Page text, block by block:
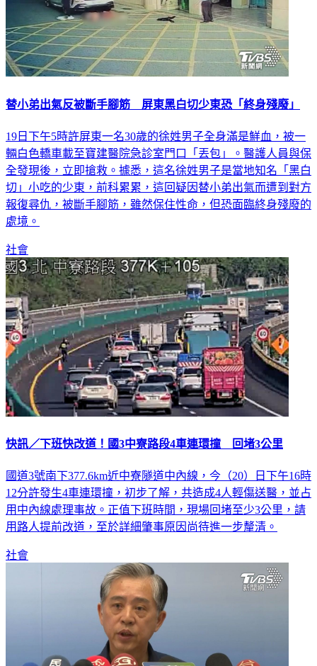
替小弟出氣反被斷手腳筋 屏東黑白切少東恐「終身殘廢」
19日下午5時許屏東一名30歲的徐姓男子全身滿是鮮血，被一
輛白色轎車載至寶建醫院急診室門口「丟包」。醫護人員與保
全發現後，立即搶救。據悉，這名徐姓男子是當地知名「黑白
切」小吃的少東，前科累累，這回疑因替小弟出氣而遭到對方
報復尋仇，被斷手腳筋，雖然保住性命，但恐面臨終身殘廢的
處境。
社會
快訊／下班快改道！國3中寮路段4車連環撞 回堵3公里
國道3號南下377.6km近中寮隧道中內線，今（20）日下午16時
12分許發生4車連環撞，初步了解，共造成4人輕傷送醫，並占
用中內線處理事故。正值下班時間，現場回堵至少3公里，請
用路人提前改道，至於詳細肇事原因尚待進一步釐清。
社會